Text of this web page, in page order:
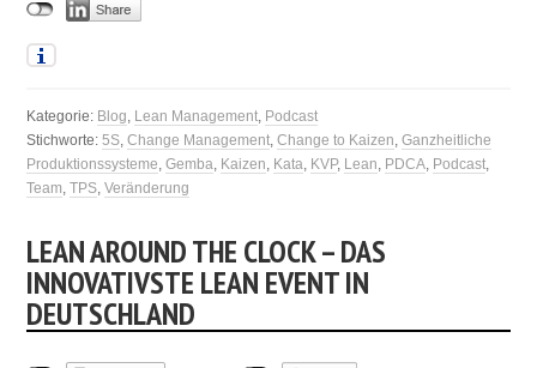
Kategorie: Blog, Lean Management, Podcast
Stichworte:5S,Change Management,Change to Kaizen,Ganzheitliche
Produktionssysteme,Gemba, Kaizen, Kata, KVP, Lean, PDCA, Podcast,
Team,TPS,Veränderung
LEAN AROUND THE CLOCK – DAS
INNOVATIVSTE LEAN EVENT IN
DEUTSCHLAND